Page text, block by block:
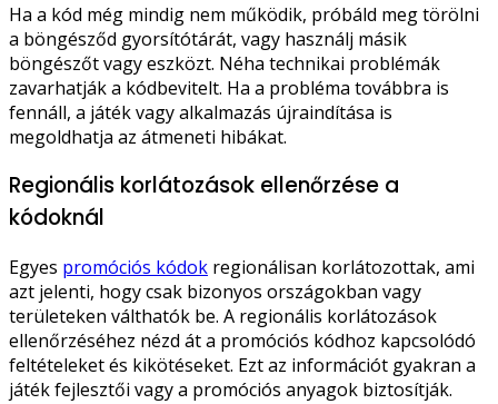
Ha a kód még mindig nem működik, próbáld meg törölni
a böngésződ gyorsítótárát, vagy használj másik
böngészőt vagy eszközt. Néha technikai problémák
zavarhatják a kódbevitelt. Ha a probléma továbbra is
fennáll, a játék vagy alkalmazás újraindítása is
megoldhatja az átmeneti hibákat.
Regionális korlátozások ellenőrzése a
kódoknál
Egyes promóciós kódok regionálisan korlátozottak, ami
azt jelenti, hogy csak bizonyos országokban vagy
területeken válthatók be. A regionális korlátozások
ellenőrzéséhez nézd át a promóciós kódhoz kapcsolódó
feltételeket és kikötéseket. Ezt az információt gyakran a
játék fejlesztői vagy a promóciós anyagok biztosítják.